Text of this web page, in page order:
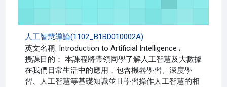
人工智慧導論(1102_B1BD010002A)
英文名稱: Introduction to Artificial Intelligence ;
授課目的： 本課程將帶領同學了解人工智慧及大數據
在我們日常生活中的應用，包含機器學習、深度學
習、人工智慧等基礎知識並且學習操作人工智慧的相